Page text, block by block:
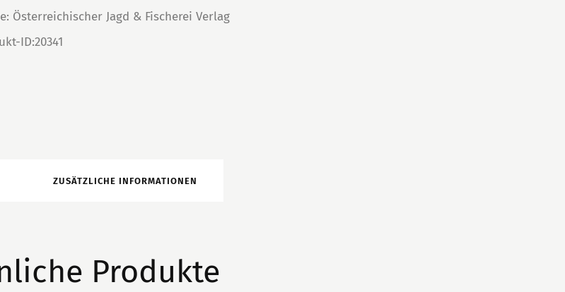
Österreichischer Jagd & Fischerei Verlag
ID:20341
ZUSÄTZLICHE INFORMATIONEN
Produkte